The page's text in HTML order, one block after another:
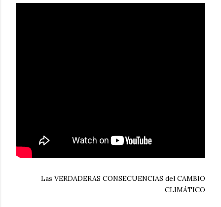
Las VERDADERAS CONSECUENCIAS del CAMBIO
CLIMÁTICO